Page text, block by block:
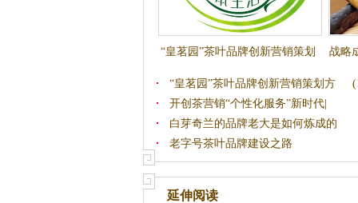
“皇茗园”茶叶品牌创新营销策划
方案
战略
“皇茗园”茶叶品牌创新营销策划方
开创茶营销“个性化服务”新时代|
白芽奇兰的品牌老大是如何炼成的
老字号茶叶品牌建设之路
延伸阅读